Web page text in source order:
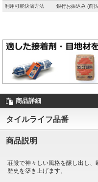
利用可能決済方法 銀行お振込み (前
商品詳細
タイルライフ品番
商品説明
荘厳で神々しい風格を醸し出し
歴史を築き上げます。